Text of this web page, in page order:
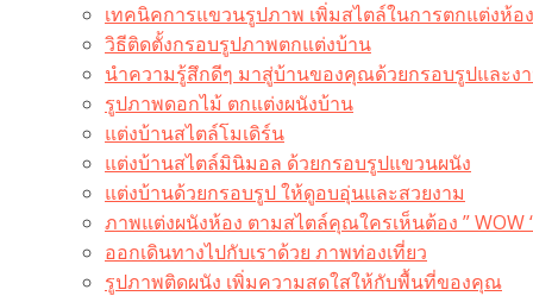
เทคนิคการแขวนรูปภาพ เพิ่มสไตล์ในการตกแต่งห้อง
วิธีติดตั้งกรอบรูปภาพตกแต่งบ้าน
นำความรู้สึกดีๆ มาสู่บ้านของคุณด้วยกรอบรูปและง
รูปภาพดอกไม้ ตกแต่งผนังบ้าน
แต่งบ้านสไตล์โมเดิร์น
แต่งบ้านสไตล์มินิมอล ด้วยกรอบรูปแขวนผนัง
แต่งบ้านด้วยกรอบรูป ให้ดูอบอุ่นและสวยงาม
ภาพแต่งผนังห้อง ตามสไตล์คุณใครเห็นต้อง ” WOW
ออกเดินทางไปกับเราด้วย ภาพท่องเที่ยว
รูปภาพติดผนัง เพิ่มความสดใสให้กับพื้นที่ของคุณ